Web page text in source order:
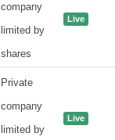
company
limited by
shares
Live
Private
company
limited by
Live